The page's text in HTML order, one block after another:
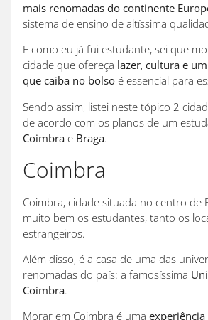
mais renomadas do continente
sistema de ensino de altíssima
E como eu já fui estudante, sei que
cidade que ofereça lazer, cultura e um
que caiba no bolso é essencial para
Sendo assim, listei neste tópico 2
de acordo com os planos de um
Coimbra e Braga.
Coimbra
Coimbra, cidade situada no centro de
muito bem os estudantes, tanto os
estrangeiros.
Além disso, é a casa de uma das
renomadas do país: a famosíssima
Coimbra.
Morar em Coimbra é uma